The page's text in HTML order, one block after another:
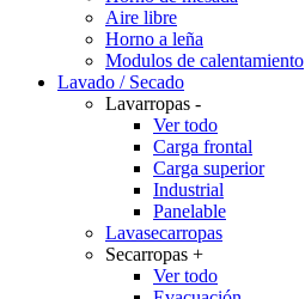
Aire libre
Horno a leña
Modulos de calentamiento
Lavado / Secado
Lavarropas -
Ver todo
Carga frontal
Carga superior
Industrial
Panelable
Lavasecarropas
Secarropas +
Ver todo